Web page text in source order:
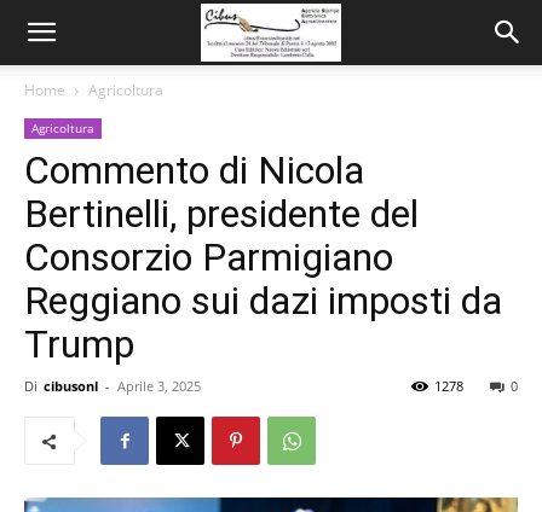
Home Agricoltura
Agricoltura
Commento di Nicola
Bertinelli, presidente del
Consorzio Parmigiano
Reggiano sui dazi imposti da
Trump
Di cibusonl - Aprile 3, 2025 0
1278